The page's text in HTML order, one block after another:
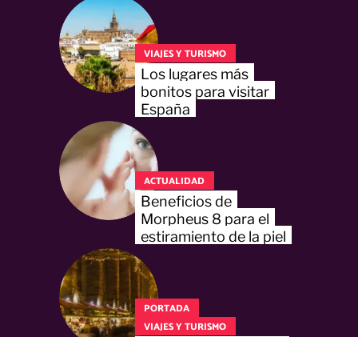
VIAJES Y TURISMO
Los lugares más
bonitos para visitar
España
ACTUALIDAD
Beneficios de
Morpheus 8 para el
estiramiento de la piel
PORTADA
VIAJES Y TURISMO